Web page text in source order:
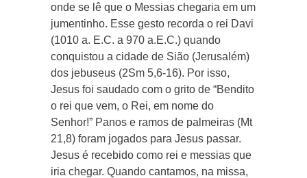
onde se lê que o Messias chegaria em um
jumentinho. Esse gesto recorda o rei Davi
(1010 a. E.C. a 970 a.E.C.) quando
conquistou a cidade de Sião (Jerusalém)
dos jebuseus (2Sm 5,6-16). Por isso,
Jesus foi saudado com o grito de “Bendito
o rei que vem, o Rei, em nome do
Senhor!” Panos e ramos de palmeiras (Mt
21,8) foram jogados para Jesus passar.
Jesus é recebido como rei e messias que
iria chegar. Quando cantamos, na missa,